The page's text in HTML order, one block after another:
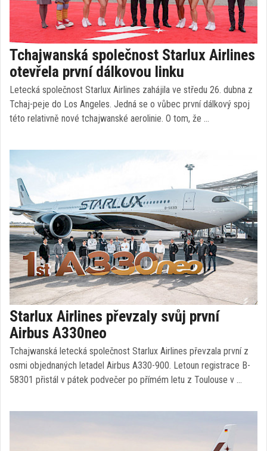
Tchajwanská společnost Starlux Airlines
otevřela první dálkovou linku
Letecká společnost Starlux Airlines zahájila ve středu 26. dubna z
Tchaj-peje do Los Angeles. Jedná se o vůbec první dálkový spoj
této relativně nové tchajwanské aerolinie. O tom, že …
Starlux Airlines převzaly svůj první
Airbus A330neo
Tchajwanská letecká společnost Starlux Airlines převzala první z
osmi objednaných letadel Airbus A330-900. Letoun registrace B-
58301 přistál v pátek podvečer po přímém letu z Toulouse v …